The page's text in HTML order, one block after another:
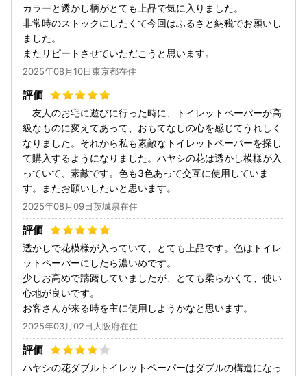
カラーと透かし柄がとても上品で気に入りました。
非常時のストックにしたくて今回はふるさと納税でお願いし
ました。
またリピートさせていただこうと思います。
2025年08月10日東京都在住
友人のお宅に遊びに行った時に、トイレットペーパーが高
級なものに変えてあって、おもてなしの心を感じてうれしく
なりました。それから私も素敵なトイレットペーパーを探し
て購入するようになりました。ハヤシの花は透かし模様が入
っていて、素敵です。色も3色あって交互に使用していま
す。またお願いしたいと思います。
2025年08月09日茨城県在住
透かしで花模様が入っていて、とても上品です。色はトイレ
ットペーパーにしたら濃いめです。
少しお高めで躊躇していましたが、とても柔らかくて、使い
心地が良いです。
お客さんが来る時を主に使用しようかなと思います。
2025年03月02日大阪府在住
ハヤシの花ダブルトイレットペーパーはダブルの構造になっ